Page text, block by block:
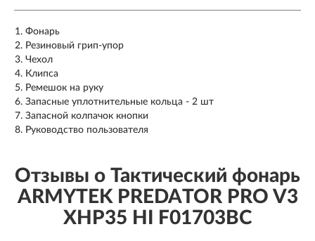
Фонарь
Резиновый грип-упор
Чехол
Клипса
Ремешок на руку
Запасные уплотнительные кольца - 2 шт
Запасной колпачок кнопки
Руководство пользователя
Отзывы о Тактический фонарь
ARMYTEK PREDATOR PRO V3
XHP35 HI F01703BC